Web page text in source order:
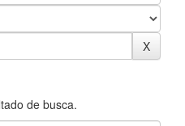
de busca.